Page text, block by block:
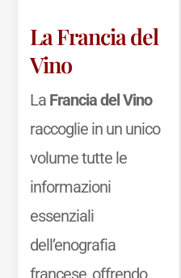
La Francia del
Vino
La Francia del Vino
raccoglie in un unico
volume tutte le
informazioni
essenziali
dell’enografia